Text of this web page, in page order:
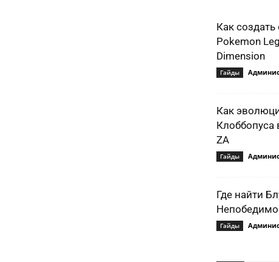
Как
Pokemon
Dimension
Гайды
Как
Клоббопуса
ZA
Гайды
Где найти
Гайды